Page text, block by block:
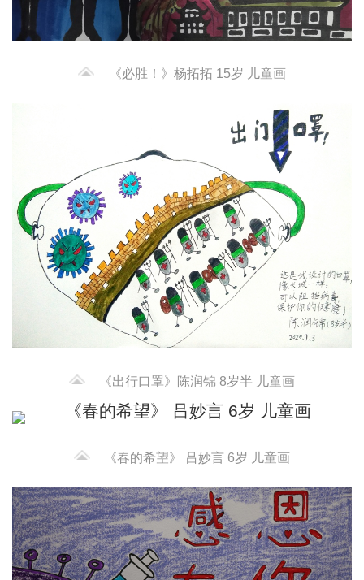
《必胜！》杨拓拓 15岁 儿童画
《出行口罩》陈润锦 8岁半 儿童画
《春的希望》 吕妙言 6岁 儿童画